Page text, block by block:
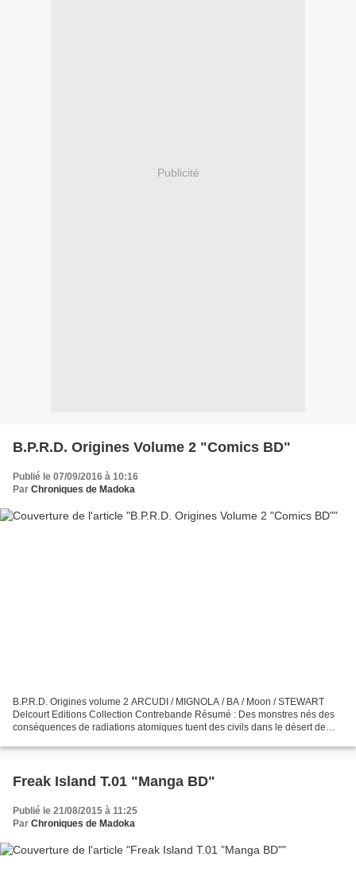
Publicité
B.P.R.D. Origines Volume 2 "Comics BD"
Publié le 07/09/2016 à 10:16
Par Chroniques de Madoka
B.P.R.D. Origines volume 2 ARCUDI / MIGNOLA / BA / Moon / STEWART
Delcourt Editions Collection Contrebande Résumé : Des monstres nés des
conséquences de radiations atomiques tuent des civils dans le désert de
Freak Island T.01 "Manga BD"
Publié le 21/08/2015 à 11:25
Par Chroniques de Madoka